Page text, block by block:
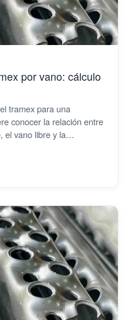
por vano: cálculo
tramex para una
conocer la relación entre
el vano libre y la…